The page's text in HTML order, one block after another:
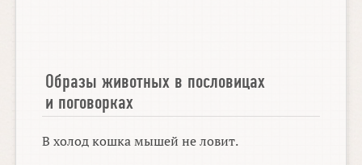
Образы животных в пословицах
и поговорках
В холод кошка мышей не ловит.